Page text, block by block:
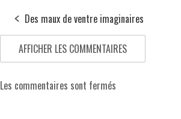
Des maux de ventre imaginaires
AFFICHER LES COMMENTAIRES
Les commentaires sont fermés